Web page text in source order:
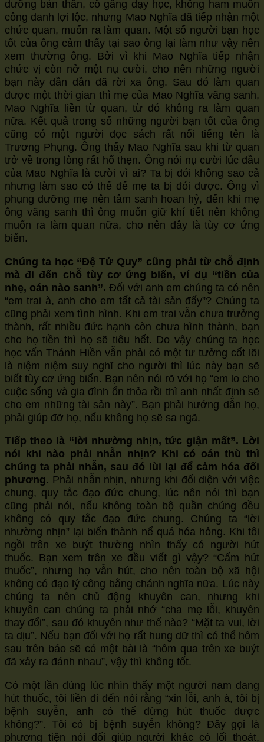
dưỡng bản thân, cố gắng dạy học, không ham muốn
công danh lợi lộc, nhưng Mao Nghĩa đã tiếp nhận một
chức quan, muốn ra làm quan. Một số người bạn học
tốt của ông cảm thấy tại sao ông lại làm như vậy nên
xem thường ông. Bởi vì khi Mao Nghĩa tiếp nhận
chức vị còn nở một nụ cười, cho nên những người
bạn này dần dần đã rời xa ông. Sau đó làm quan
được một thời gian thì mẹ của Mao Nghĩa vãng sanh,
Mao Nghĩa liền từ quan, từ đó không ra làm quan
nữa. Kết quả trong số những người bạn tốt của ông
cũng có một người đọc sách rất nổi tiếng tên là
Trương Phụng. Ông thấy Mao Nghĩa sau khi từ quan
trở về trong lòng rất hổ thẹn. Ông nói nụ cười lúc đầu
của Mao Nghĩa là cười vì ai? Ta bị đói không sao cả
nhưng làm sao có thể để mẹ ta bị đói được. Ông vì
phụng dưỡng mẹ nên tâm sanh hoan hỷ, đến khi mẹ
ông vãng sanh thì ông muốn giữ khí tiết nên không
muốn ra làm quan nữa, cho nên đây là tùy cơ ứng
biến.
Chúng ta học “Đệ Tử Quy” cũng phải từ chỗ định
mà đi đến chỗ tùy cơ ứng biến, ví dụ “tiền của
nhẹ, oán nào sanh”. Đối với anh em chúng ta có nên
“em trai à, anh cho em tất cả tài sản đấy”? Chúng ta
cũng phải xem tình hình. Khi em trai vẫn chưa trưởng
thành, rất nhiều đức hạnh còn chưa hình thành, bạn
cho họ tiền thì họ sẽ tiêu hết. Do vậy chúng ta học
học vấn Thánh Hiền vẫn phải có một tư tưởng cốt lõi
là niệm niệm suy nghĩ cho người thì lúc này bạn sẽ
biết tùy cơ ứng biến. Bạn nên nói rõ với họ “em lo cho
cuộc sống và gia đình ổn thỏa rồi thì anh nhất định sẽ
cho em những tài sản này”. Bạn phải hướng dẫn họ,
phải giúp đỡ họ, nếu không họ sẽ sa ngã.
Tiếp theo là “lời nhường nhịn, tức giận mất”. Lời
nói khi nào phải nhẫn nhịn? Khi có oán thù thì
chúng ta phải nhẫn, sau đó lùi lại để cảm hóa đối
phương. Phải nhẫn nhịn, nhưng khi đối diện với việc
chung, quy tắc đạo đức chung, lúc nên nói thì bạn
cũng phải nói, nếu không toàn bộ quần chúng đều
không có quy tắc đạo đức chung. Chúng ta “lời
nhường nhịn” lại biến thành nể quá hóa hỏng. Khi tôi
ngồi trên xe buýt thường nhìn thấy có người hút
thuốc. Bạn xem trên xe đều viết gì vậy? “Cấm hút
thuốc”, nhưng họ vẫn hút, cho nên toàn bộ xã hội
không có đạo lý công bằng chánh nghĩa nữa. Lúc này
chúng ta nên chủ động khuyên can, nhưng khi
khuyên can chúng ta phải nhớ “cha mẹ lỗi, khuyên
thay đổi”, sau đó khuyên như thế nào? “Mặt ta vui, lời
ta dịu”. Nếu bạn đối với họ rất hung dữ thì có thể hôm
sau trên báo sẽ có một bài là “hôm qua trên xe buýt
đã xảy ra đánh nhau”, vậy thì không tốt.
Có một lần đúng lúc nhìn thấy một người nam đang
hút thuốc, tôi liền đi đến nói rằng “xin lỗi, anh à, tôi bị
bệnh suyễn, anh có thể đừng hút thuốc được
không?”. Tôi có bị bệnh suyễn không? Đây gọi là
phương tiện nói dối giúp người khác có lối thoát,